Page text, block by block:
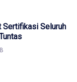
Sertifikasi Seluruh